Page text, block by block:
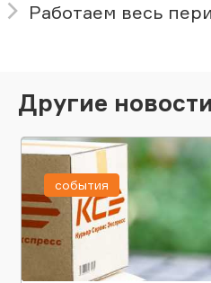
Работаем весь
Другие новости
события